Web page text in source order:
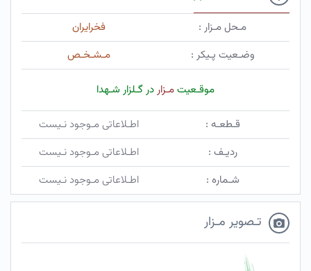
مـحل مـزار :
فخرایران
وضـعیت پـیکر :
مـشـخـص
موقـعیتمـزاردر گـلزار شـهدا
قـطعـه :
اطـلاعاتی مـوجود نـیست
ردیـف :
اطـلاعاتی مـوجود نـیست
شـماره :
اطـلاعاتی مـوجود نـیست
تـصویر مـزار